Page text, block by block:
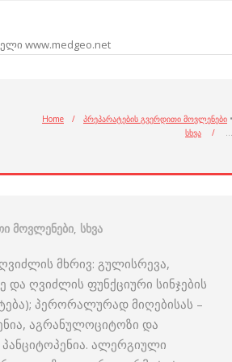
www.medgeo.net
Home / პრეპარატების გვერდითი მოვლენები •
სხვა
/ …
მოვლენები, სხვა
მხრივ: გულისრევა,
ღვიძლის ფუნქციური სინჯების
პერორალურად მიღებისას –
აგრანულოციტოზი და
ალერგიული